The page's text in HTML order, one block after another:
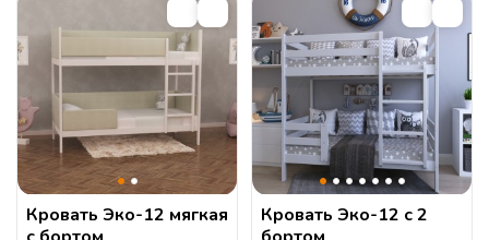
Кровать Эко-12 мягкая
Кровать Эко-12 с 2